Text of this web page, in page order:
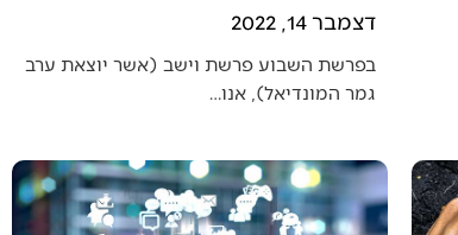
דצמבר 14, 2022
בפרשת השבוע פרשת וישב (אשר יוצאת ערב
גמר המונדיאל), אנו…